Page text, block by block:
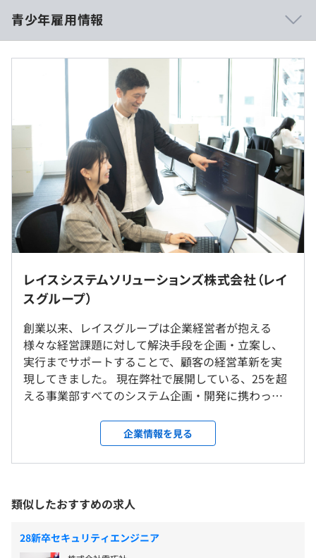
■キャリアコンサルテーション制度
専属のメンターに日々の仕事の悩みから今後のキャリア形
成まで幅広く相談できる制度です。
■書籍、研修等や試験の費用補助
資格取得において、業務につながるものであれば会社から
の補助があります。
資格試験に合格した場合、試験費用の全額が補助されま
※基本情報技術者試験や応用情報技術者試験、AWSや
GCPの関連資格などが一例です。
■展示会、イベント参加
Japan IT WeekやDevelopers Summitなどに参加するこ
参加者は後日、学んだことや感じたことをアウトプットし
て共有しています。
『最高水準報酬の追求』を経営方針に掲げる当グループで
は、社員個々の頑張りや成長が評価される機会をできる限
り多く設けたいとの考えから、昇給・昇進に関する査定を
3ヶ月ごと、年間4回実施しています。
れています。
エンジニアの内訳：アプリケーション開発／運用67名、
本社（東京スクエアガーデン）および都内サテライトオフ
ィス
※一部リモート可
インターン実施場所：
東京都中央区日本橋３丁目１１−２ Hi-gs日本橋 ９階
受動喫煙防止措置に関する事項
従業員に対する受動喫煙対策：あり
各日10時00分〜18時00分を予定
休憩時間：プログラム中に休憩時間を設定します
平均残業時間：インターンのためなし
インターンのためなし
インターンのためなし
インターンのためなし
インターンのためなし
青少年雇用情報
過去３年間の新卒採用者数の男女別人数
前年度 男性11人 女性6人
2年度前 男性9人 女性6人
3年度前 男性6人 女性10人
メンター制度の有無
あり
前年度の有給休暇の平均取得日数
12.0日
レイスシステムソリューションズ株式会社（レイ
スグループ）
創業以来、レイスグループは企業経営者が抱える
様々な経営課題に対して解決手段を企画・立案し、
実行までサポートすることで、顧客の経営革新を実
現してきました。 現在弊社で展開している、25を超
える事業部すべてのシステム企画・開発に携わって
です。 事業の根幹を支える基幹系システムや機械学
習を活用したマッチングシステムなどの企画・開発
およびAI・セキュリティ領域の最新技術の導入など、
社年次に関係なく、複数のプロジェクトに関わるこ
とができ、キャリアステップの描き方も様々です。
①アプリケーション開発部門 クライアントへ提供し
ているサービスや、レイスグループの既存事業およ
企業情報を見る
類似したおすすめの求人
28新卒セキュリティエンジニア